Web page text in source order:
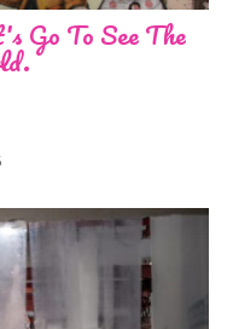
Go To See The